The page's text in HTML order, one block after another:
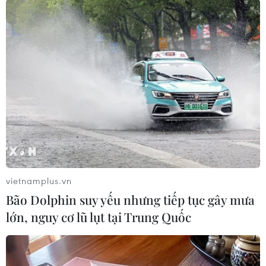
10/08/2026 02:28
Pháp bắt giữ 4 nghi phạm
trộm đồng hồ đắt tiền của
du khách tại Saint-Tropez
10/08/2026 01:09
Đan Mạch: Xả súng tại
Holbaek, nhiều người bị
thương
10/08/2026 01:04
Xuất khẩu của Đức sang
Nghịch lý tại các cường
vietnamplus.vn
Bão Dolphin suy yếu nhưng tiếp tục gây mưa
lớn, nguy cơ lũ lụt tại Trung Quốc